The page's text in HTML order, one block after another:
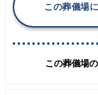
この葬儀場
この葬儀場